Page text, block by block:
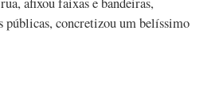
públicas, concretizou um belíssimo